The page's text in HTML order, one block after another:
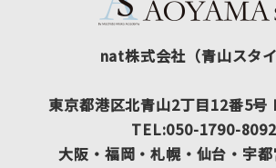
nat株式会社（青山スタイ
東京都港区北青山2丁目12番5号
TEL:050-1790-8092
大阪・福岡・札幌・仙台・宇